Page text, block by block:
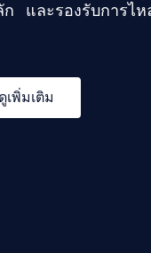
และรองรับการไห
ดูเพิ่มเติม